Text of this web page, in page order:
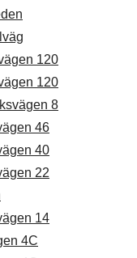
120
120
8
46
40
22
14
4C